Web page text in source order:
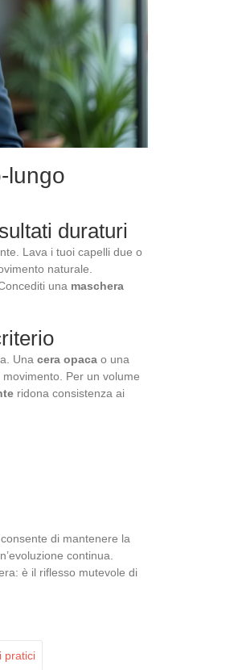
lungo
duraturi
Lava i tuoi capelli due o
naturale.
una maschera
Una cera opaca o una
Per un volume
ridona consistenza ai
di mantenere la
continua.
è il riflesso mutevole di
pratici